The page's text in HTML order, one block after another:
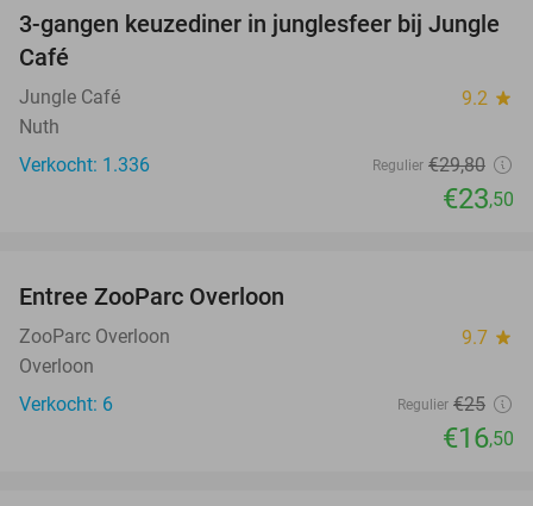
21%
3-gangen keuzediner in junglesfeer bij Jungle
Café
Jungle Café 9.2 star
Nuth
Verkocht: 1.336
Regulier €29,80
€23,50
TODAY
Entree ZooParc Overloon
ZooParc Overloon 9.7 star
Overloon
Verkocht: 6
Regulier €25
€16,50